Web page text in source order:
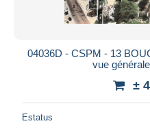
04036D - CSPM - 13
vue
±
Estatus